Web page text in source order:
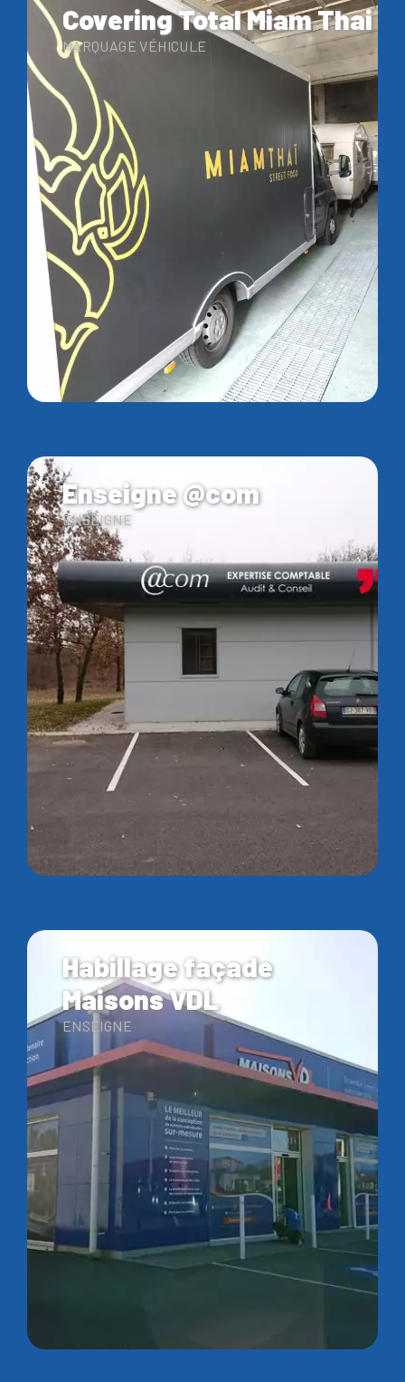
Covering Total Miam Thai
MARQUAGE VÉHICULE
Enseigne @com
ENSEIGNE
Habillage façade
Maisons VDL
ENSEIGNE